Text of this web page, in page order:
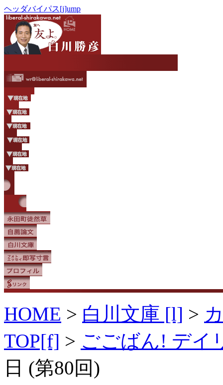
ヘッダバイパス[j]ump
HOME > 白川文庫 [l] >
TOP[f] > ごごばん! デイ
日 (第80回)